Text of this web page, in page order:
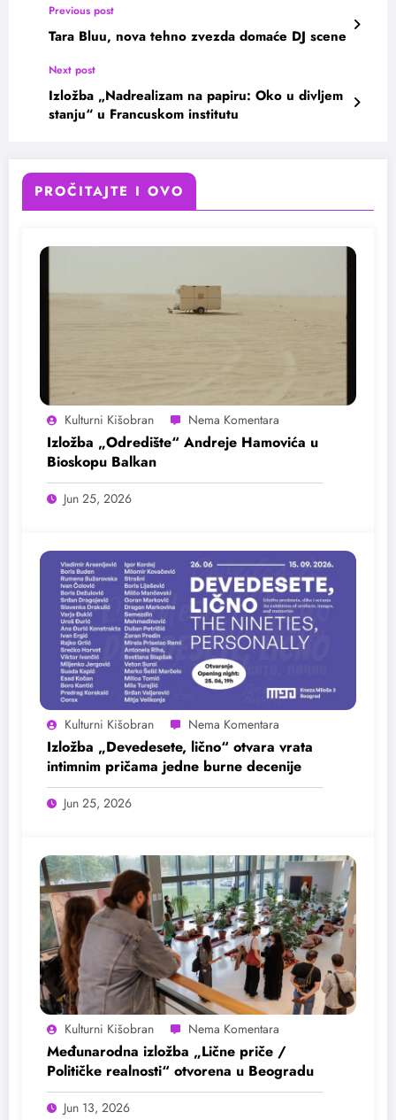
Previous post
Tara Bluu, nova tehno zvezda domaće DJ scene
Next post
Izložba „Nadrealizam na papiru: Oko u divljem
stanju“ u Francuskom institutu
PROČITAJTE I OVO
Kulturni Kišobran
Izložba „Odredište“ Andreje Hamovića u
Bioskopu Balkan
Jun 25, 2026
Kulturni Kišobran
Izložba „Devedesete, lično“ otvara vrata
intimnim pričama jedne burne decenije
Jun 25, 2026
Kulturni Kišobran
Međunarodna izložba „Lične priče /
Političke realnosti“ otvorena u Beogradu
Jun 13, 2026